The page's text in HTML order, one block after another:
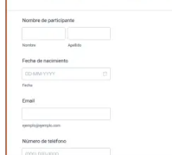
De Carga :